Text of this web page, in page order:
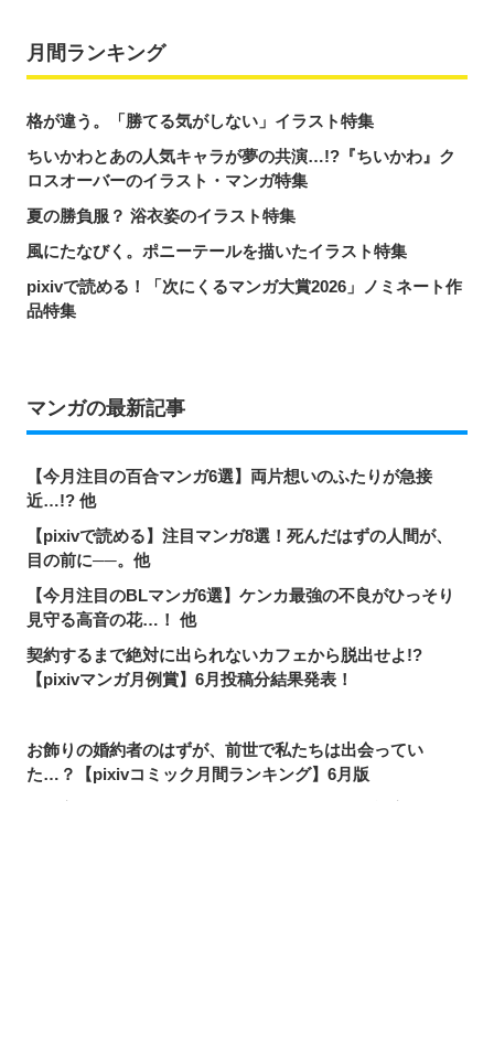
月間ランキング
格が違う。「勝てる気がしない」イラスト特集
ちいかわとあの人気キャラが夢の共演…!?『ちいかわ』ク
ロスオーバーのイラスト・マンガ特集
夏の勝負服？ 浴衣姿のイラスト特集
風にたなびく。ポニーテールを描いたイラスト特集
pixivで読める！「次にくるマンガ大賞2026」ノミネート作
品特集
マンガの最新記事
【今月注目の百合マンガ6選】両片想いのふたりが急接
近…!? 他
【pixivで読める】注目マンガ8選！死んだはずの人間が、
目の前に──。他
【今月注目のBLマンガ6選】ケンカ最強の不良がひっそり
見守る高音の花…！ 他
契約するまで絶対に出られないカフェから脱出せよ!?
【pixivマンガ月例賞】6月投稿分結果発表！
お飾りの婚約者のはずが、前世で私たちは出会ってい
た…？【pixivコミック月間ランキング】6月版